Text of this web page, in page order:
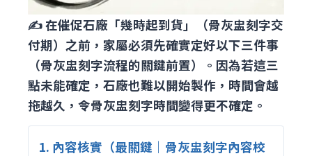
✍️ 在催促石廠「幾時起到貨」（骨灰盅刻字交
付期）之前，家屬必須先確實定好以下三件事
（骨灰盅刻字流程的關鍵前置）。因為若這三
點未能確定，石廠也難以開始製作，時間會越
拖越久，令骨灰盅刻字時間變得更不確定。
1. 內容核實（最關鍵｜骨灰盅刻字內容校